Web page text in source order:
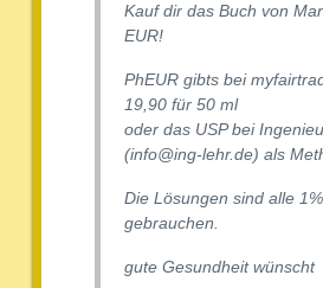
Kauf dir das Buch von
EUR!
PhEUR gibts bei
19,90 für 50 ml
oder das USP bei
(info@ing-lehr.de) als
Die Lösungen sind alle
gebrauchen.
gute Gesundheit wünscht